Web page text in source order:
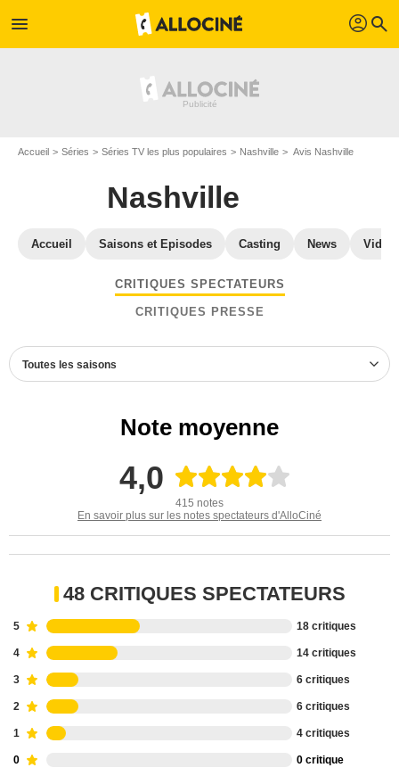
menu profil search
Accueil Séries Séries TV les plus populaires Nashville Avis Nashville
Nashville
Accueil Saisons et Episodes Casting News
CRITIQUES SPECTATEURS
CRITIQUES PRESSE
Toutes les saisons
Note moyenne
4,0
415 notes
En savoir plus sur les notes spectateurs d'AlloCiné
48 CRITIQUES SPECTATEURS
5 18 critiques
4 14 critiques
3 6 critiques
2 6 critiques
1 4 critiques
0 0 critique